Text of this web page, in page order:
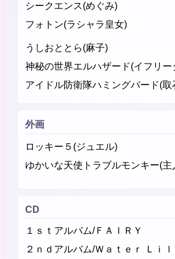
シークエンス(めぐみ)
フォトン(ラシャラ皇女)
うしおととら(麻子)
神秘の世界エルハザード(イフリー
アイドル防衛隊ハミングバード(取
外画
ロッキー５(ジュエル)
ゆかいな天使トラブルモンキー(主
CD
１ｓｔアルバム/ＦＡＩＲＹ
２ｎｄアルバム/Ｗａｔｅｒ Ｌｉｌ